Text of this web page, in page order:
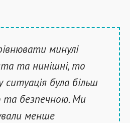
минулі
та нинішні, то
ситуація була більш
та безпечною. Ми
менше